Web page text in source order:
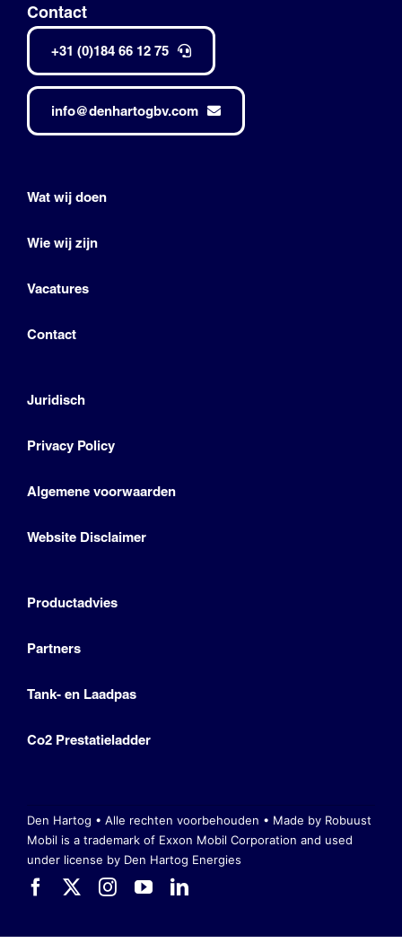
Contact
+31 (0)184 66 12 75
info@denhartogbv.com
Wat wij doen
Wie wij zijn
Vacatures
Contact
Juridisch
Privacy Policy
Algemene voorwaarden
Website Disclaimer
Productadvies
Partners
Tank- en Laadpas
Co2 Prestatieladder
Den Hartog • Alle rechten voorbehouden • Made by Robuust
Mobil is a trademark of Exxon Mobil Corporation and used
under license by Den Hartog Energies